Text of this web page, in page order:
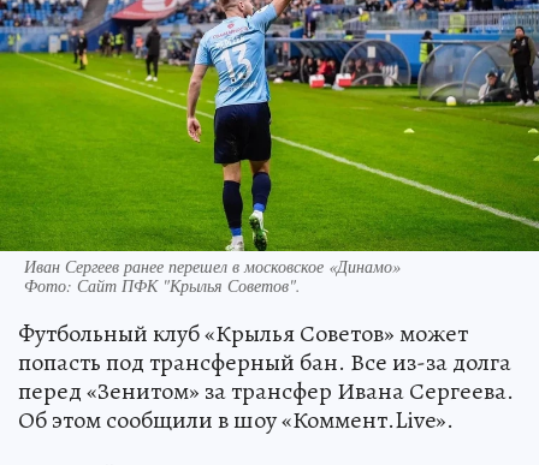
Иван Сергеев ранее перешел в московское «Динамо»
Фото: Сайт ПФК "Крылья Советов".
Футбольный клуб «Крылья Советов» может
попасть под трансферный бан. Все из-за долга
перед «Зенитом» за трансфер Ивана Сергеева.
Об этом сообщили в шоу «Коммент.Live».